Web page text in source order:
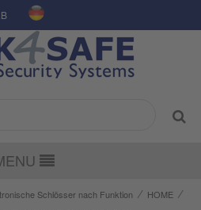
Schlösser nach Funktion ⁄ HOME ⁄